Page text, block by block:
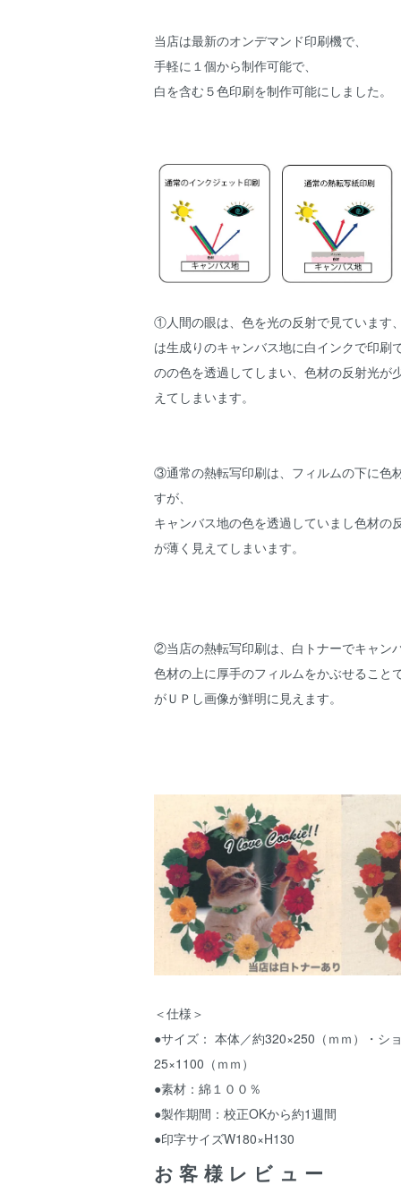
当店は最新のオンデマンド印刷機で、
手軽に１個から制作可能で、
白を含む５色印刷を制作可能にしました。
①人間の眼は、色を光の反射で見ています
は生成りのキャンバス地に白インクで印刷
のの色を透過してしまい、色材の反射光が
えてしまいます。
③通常の熱転写印刷は、フィルムの下に色
すが、
キャンバス地の色を透過していまし色材の
が薄く見えてしまいます。
②当店の熱転写印刷は、白トナーでキャン
色材の上に厚手のフィルムをかぶせること
がＵＰし画像が鮮明に見えます。
＜仕様＞
●サイズ： 本体／約320×250（ｍｍ）・シ
25×1100（ｍｍ）
●素材：綿１００％
●製作期間：校正OKから約1週間
●印字サイズW180×H130
お客様レビュー